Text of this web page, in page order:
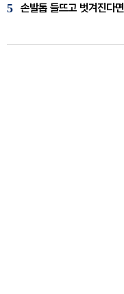
5 손발톱 들뜨고 벗겨진다